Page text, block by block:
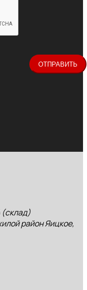
(склад)
район Яицкое,